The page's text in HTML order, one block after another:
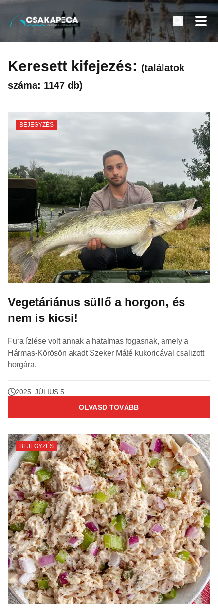
tartalomra
Minden a horgászatról
Keresett kifejezés: (találatok
száma: 1147 db)
BEJEGYZÉS
Vegetáriánus süllő a horgon, és
nem is kicsi!
Fura ízlése volt annak a hatalmas fogasnak, amely a
Hármas-Körösön akadt Szeker Máté kukoricával csalizott
horgára.
2025. JÚLIUS 5.
OLVASD TOVÁBB
BEJEGYZÉS